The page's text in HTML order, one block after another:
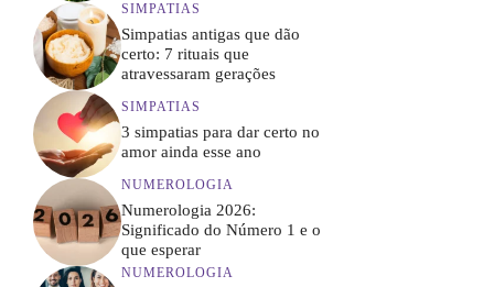
SIMPATIAS
Simpatias antigas que dão
certo: 7 rituais que
atravessaram gerações
SIMPATIAS
3 simpatias para dar certo no
amor ainda esse ano
NUMEROLOGIA
Numerologia 2026:
Significado do Número 1 e o
que esperar
NUMEROLOGIA